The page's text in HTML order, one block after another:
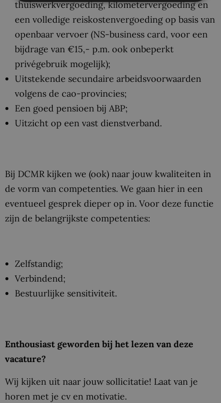
thuiswerkvergoeding, kilometervergoeding en
een volledige reiskostenvergoeding op basis van
openbaar vervoer (NS-business card, voor een
bijdrage van €15,- p.m. ook onbeperkt
privégebruik mogelijk);
Uitstekende secundaire arbeidsvoorwaarden
volgens de cao-provincies;
Een goed pensioen bij ABP;
Uitzicht op een vast dienstverband.
Bij DCMR kijken we (ook) naar jouw kwaliteiten in
de vorm van competenties. We gaan hier in een
eventueel gesprek dieper op in. Voor deze functie
zijn de belangrijkste competenties:
Zelfstandig;
Verbindend;
Bestuurlijke sensitiviteit.
Enthousiast geworden bij het lezen van deze
vacature?
Wij kijken uit naar jouw sollicitatie! Laat van je
horen met je cv en motivatie.